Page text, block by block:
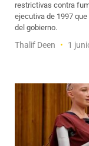
restrictivas contra
ejecutiva de 1997
del gobierno.
Thalif Deen 1